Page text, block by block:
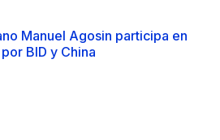
Manuel Agosin participa en
BID y China